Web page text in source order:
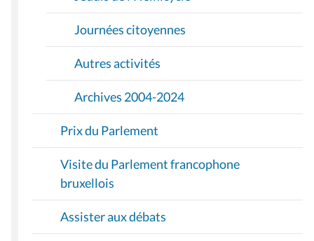
Journées citoyennes
Autres activités
Archives 2004-2024
Prix du Parlement
Visite du Parlement francophone
bruxellois
Assister aux débats